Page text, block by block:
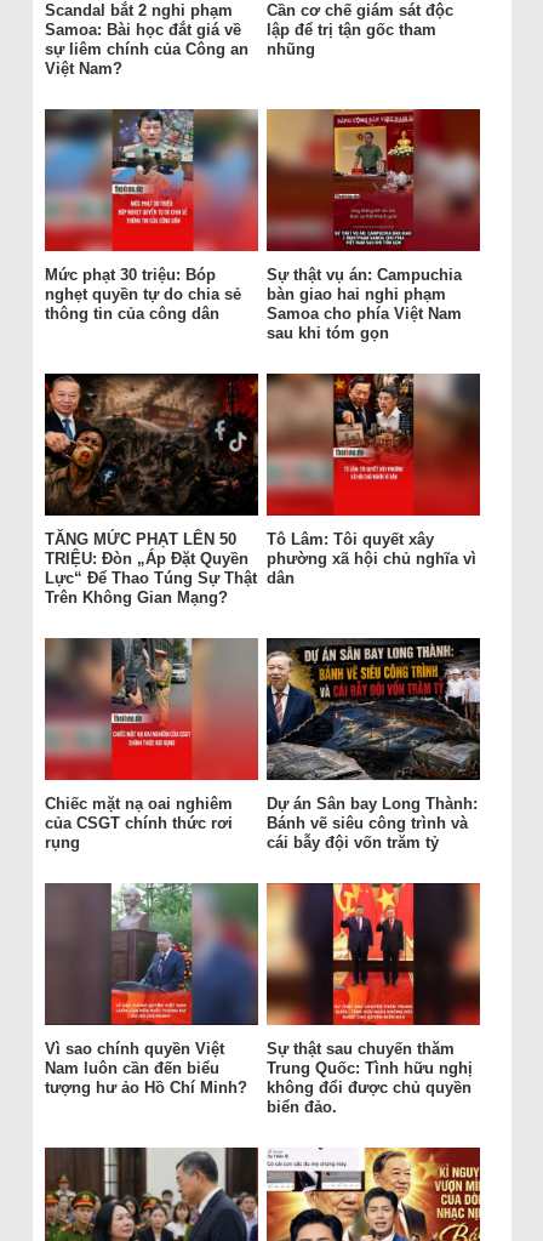
Scandal bắt 2 nghi phạm
Samoa: Bài học đắt giá về
sự liêm chính của Công an
Việt Nam?
Cần cơ chế giám sát độc
lập để trị tận gốc tham
nhũng
Mức phạt 30 triệu: Bóp
nghẹt quyền tự do chia sẻ
thông tin của công dân
Sự thật vụ án: Campuchia
bàn giao hai nghi phạm
Samoa cho phía Việt Nam
sau khi tóm gọn
TĂNG MỨC PHẠT LÊN 50
TRIỆU: Đòn „Áp Đặt Quyền
Lực“ Để Thao Túng Sự Thật
Trên Không Gian Mạng?
Tô Lâm: Tôi quyết xây
phường xã hội chủ nghĩa vì
dân
Chiếc mặt nạ oai nghiêm
của CSGT chính thức rơi
rụng
Dự án Sân bay Long Thành:
Bánh vẽ siêu công trình và
cái bẫy đội vốn trăm tỷ
Vì sao chính quyền Việt
Nam luôn cần đến biểu
tượng hư ảo Hồ Chí Minh?
Sự thật sau chuyến thăm
Trung Quốc: Tình hữu nghị
không đổi được chủ quyền
biển đảo.